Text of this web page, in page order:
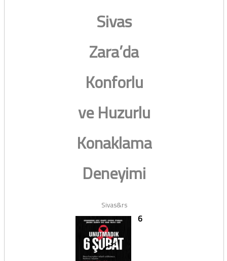
Sivas
Zara’da
Konforlu
ve Huzurlu
Konaklama
Deneyimi
Sivas&rs
6